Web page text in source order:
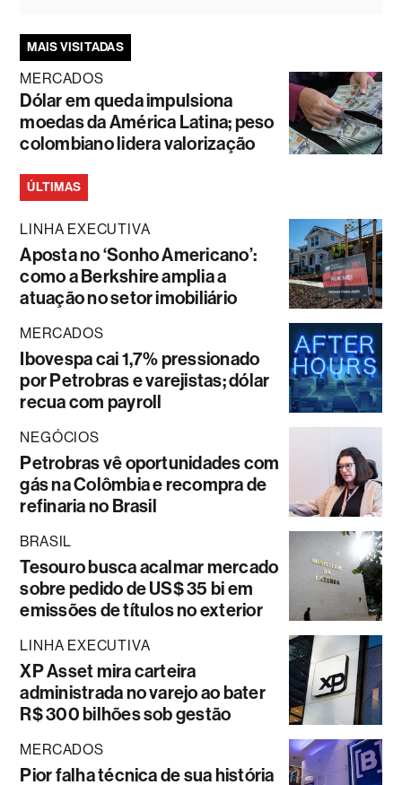
MAIS VISITADAS
MERCADOS
Dólar em queda impulsiona
moedas da América Latina; peso
colombiano lidera valorização
ÚLTIMAS
LINHA EXECUTIVA
Aposta no ‘Sonho Americano’:
como a Berkshire amplia a
atuação no setor imobiliário
MERCADOS
Ibovespa cai 1,7% pressionado
por Petrobras e varejistas; dólar
recua com payroll
NEGÓCIOS
Petrobras vê oportunidades com
gás na Colômbia e recompra de
refinaria no Brasil
BRASIL
Tesouro busca acalmar mercado
sobre pedido de US$ 35 bi em
emissões de títulos no exterior
LINHA EXECUTIVA
XP Asset mira carteira
administrada no varejo ao bater
R$ 300 bilhões sob gestão
MERCADOS
Pior falha técnica de sua história